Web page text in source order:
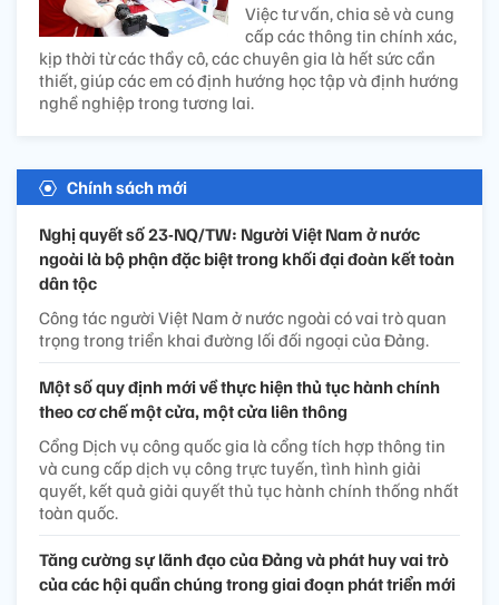
Việc tư vấn, chia sẻ và cung
cấp các thông tin chính xác,
kịp thời từ các thầy cô, các chuyên gia là hết sức cần
thiết, giúp các em có định hướng học tập và định hướng
nghề nghiệp trong tương lai.
Chính sách mới
Nghị quyết số 23-NQ/TW: Người Việt Nam ở nước
ngoài là bộ phận đặc biệt trong khối đại đoàn kết toàn
dân tộc
Công tác người Việt Nam ở nước ngoài có vai trò quan
trọng trong triển khai đường lối đối ngoại của Đảng.
Một số quy định mới về thực hiện thủ tục hành chính
theo cơ chế một cửa, một cửa liên thông
Cổng Dịch vụ công quốc gia là cổng tích hợp thông tin
và cung cấp dịch vụ công trực tuyến, tình hình giải
quyết, kết quả giải quyết thủ tục hành chính thống nhất
toàn quốc.
Tăng cường sự lãnh đạo của Đảng và phát huy vai trò
của các hội quần chúng trong giai đoạn phát triển mới